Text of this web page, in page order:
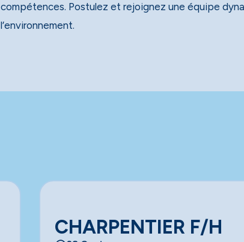
compétences. Postulez et rejoignez une équipe
l’environnement.
CHARPENTIER F/H